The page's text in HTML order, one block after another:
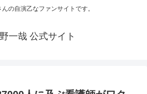
の自演乙なファンサイトです。
一哉 公式サイト